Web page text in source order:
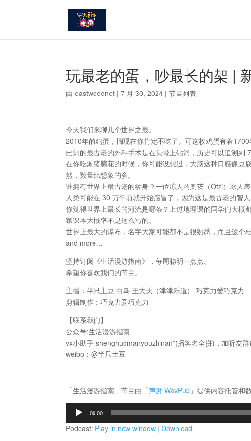
玩最老的蛋，吵最长的架 |
由eastwoodnet |7 月 30, 2024 |节目列表
今天我们来聊几个世界之最。
2010年的鸡蛋，搁现在你肯定不吃了。可这枚鸡蛋有着
已知的最古老的外科手术是在头骨上钻洞，历史可以追溯到
在你吃涮猪脑花的时候，你可能没想过，大脑这种口感像
然，数量比想象的多。
谁拥有世界上最古老的纹身？一位冻人的奥茨（Ötzi）冰人表
人类可能在 30 万年前就开始感冒了，因为这是最古老的智
你觉得世界上最长的河流是哪条？上过地理课的同学们大概
家课本大概率不是这么写的。
世界上最大的瀑布，名字大家可能都不是很熟悉，而且这个
and more…
坚持订阅《生活漫游指南》，每周聪明一点点。
希望你喜欢我们的节目。
主播：半只土豆 白鸟 王大夫（津津乐道） 巧克力爱巧克力
剪辑制作：巧克力爱巧克力
【联系我们】
公众号:生活漫游指南
vx小助手“shenghuomanyouzhinan”(播客名全拼)，加听友
weibo：@半只土豆
「生活漫游指南」节目由「声湃 WavPub 」提供内容托管和
播
00:00
Podcast: Play in new window | Download